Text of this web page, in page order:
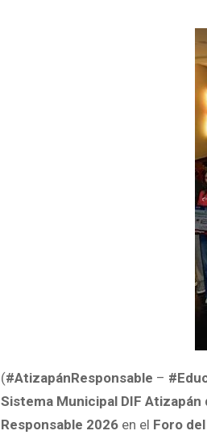
(#AtizapánResponsable –
Sistema Municipal DIF Atizapán
Responsable 2026 en el Foro